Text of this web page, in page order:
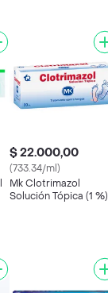
$ 22.000,00
(733.34/ml)
Mk Clotrimazol
Solución Tópica (1 %)